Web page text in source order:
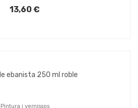
13,60 €
Pintura i vernissos